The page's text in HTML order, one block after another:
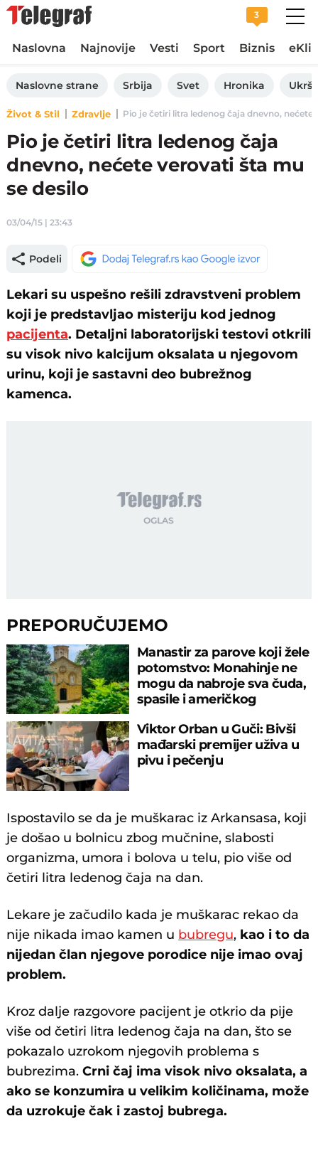
3
Naslovna Najnovije Vesti Sport Biznis
Naslovne strane Srbija Svet Hronika
Život & Stil Zdravlje Pio je četiri litra ledenog čaja dnevno, nećete
Pio je četiri litra ledenog čaja
dnevno, nećete verovati šta mu
se desilo
03/04/15 | 23:43
Podeli
Lekari su uspešno rešili zdravstveni problem
koji je predstavljao misteriju kod jednog
pacijenta. Detaljni laboratorijski testovi otkrili
su visok nivo kalcijum oksalata u njegovom
urinu, koji je sastavni deo bubrežnog
kamenca.
PREPORUČUJEMO
Manastir za parove koji žele
potomstvo: Monahinje ne
mogu da nabroje sva čuda,
spasile i američkog
Viktor Orban u Guči: Bivši
mađarski premijer uživa u
pivu i pečenju
Ispostavilo se da je muškarac iz Arkansasa, koji
je došao u bolnicu zbog mučnine, slabosti
organizma, umora i bolova u telu, pio više od
četiri litra ledenog čaja na dan.
Lekare je začudilo kada je muškarac rekao da
nije nikada imao kamen u bubregu, kao i to da
nijedan član njegove porodice nije imao ovaj
problem.
Kroz dalje razgovore pacijent je otkrio da pije
više od četiri litra ledenog čaja na dan, što se
pokazalo uzrokom njegovih problema s
bubrezima.Crni čaj ima visok nivo oksalata, a
ako se konzumira u velikim količinama, može
da uzrokuje čak i zastoj bubrega.